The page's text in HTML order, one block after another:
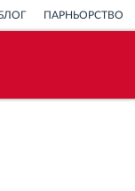
ПАРНЬОРСТВО